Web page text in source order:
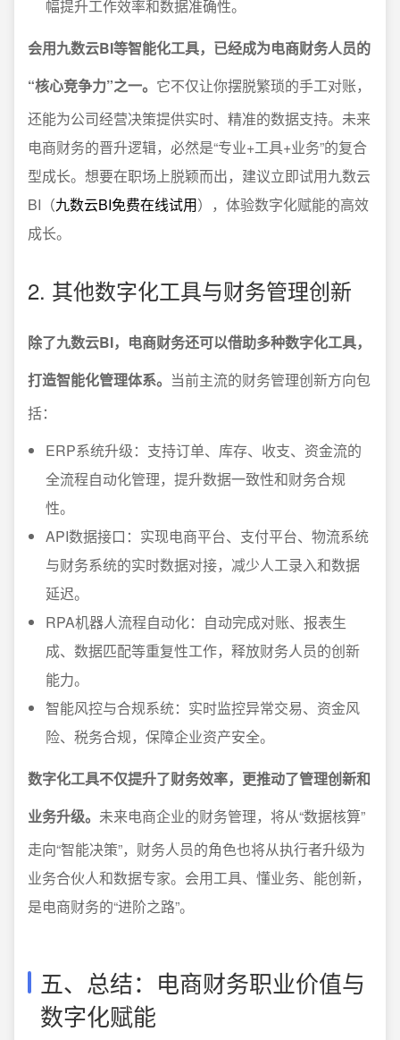
幅提升工作效率和数据准确性。
会用九数云BI等智能化工具，已经成为电商财务人员的
“核心竞争力”之一。 它不仅让你摆脱繁琐的手工对账，
还能为公司经营决策提供实时、精准的数据支持。未来
电商财务的晋升逻辑，必然是“专业+工具+业务”的复合
型成长。想要在职场上脱颖而出，建议立即试用九数云
BI（九数云BI免费在线试用），体验数字化赋能的高效
成长。
2. 其他数字化工具与财务管理创新
除了九数云BI，电商财务还可以借助多种数字化工具，
打造智能化管理体系。 当前主流的财务管理创新方向包
括：
ERP系统升级：支持订单、库存、收支、资金流的
全流程自动化管理，提升数据一致性和财务合规
性。
API数据接口：实现电商平台、支付平台、物流系统
与财务系统的实时数据对接，减少人工录入和数据
延迟。
RPA机器人流程自动化：自动完成对账、报表生
成、数据匹配等重复性工作，释放财务人员的创新
能力。
智能风控与合规系统：实时监控异常交易、资金风
险、税务合规，保障企业资产安全。
数字化工具不仅提升了财务效率，更推动了管理创新和
业务升级。 未来电商企业的财务管理，将从“数据核算”
走向“智能决策”，财务人员的角色也将从执行者升级为
业务合伙人和数据专家。会用工具、懂业务、能创新，
是电商财务的“进阶之路”。
五、总结：电商财务职业价值与
数字化赋能